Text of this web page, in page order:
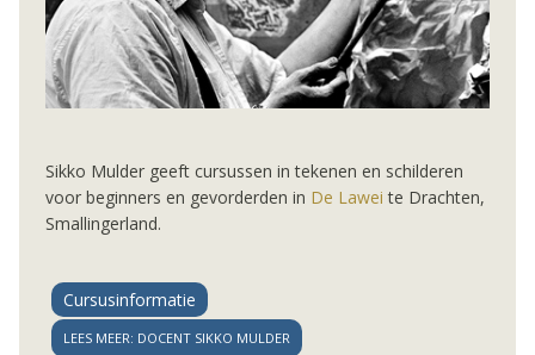
Sikko Mulder geeft cursussen in tekenen en schilderen
voor beginners en gevorderden in De Lawei te Drachten,
Smallingerland.
Cursusinformatie
LEES MEER: DOCENT SIKKO MULDER